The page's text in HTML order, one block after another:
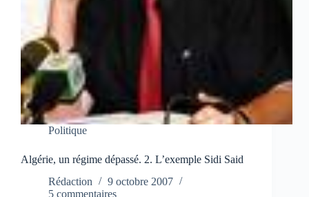
Politique
Algérie, un régime dépassé. 2. L’exemple Sidi Said
Rédaction
9 octobre 2007
5 commentaires